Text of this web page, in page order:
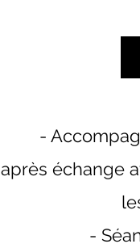
-
après échange
-